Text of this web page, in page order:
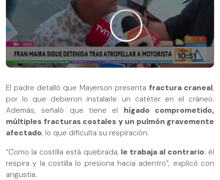
El padre detalló que Mayerson presenta fractura craneal,
por lo que debieron instalarle un catéter en el cráneo.
Además, señaló que tiene el hígado comprometido,
múltiples fracturas costales y un pulmón gravemente
afectado, lo que dificulta su respiración.
“Como la costilla está quebrada, le trabaja al contrario: él
respira y la costilla lo presiona hacia adentro”, explicó con
angustia.